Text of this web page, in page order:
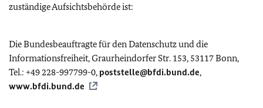
zuständige Aufsichtsbehörde ist:
Die Bundesbeauftragte für den Datenschutz und die
Informationsfreiheit, Graurheindorfer Str. 153, 53117 Bonn,
Tel.: +49 228-997799-0, poststelle@bfdi.bund.de,
www.bfdi.bund.de